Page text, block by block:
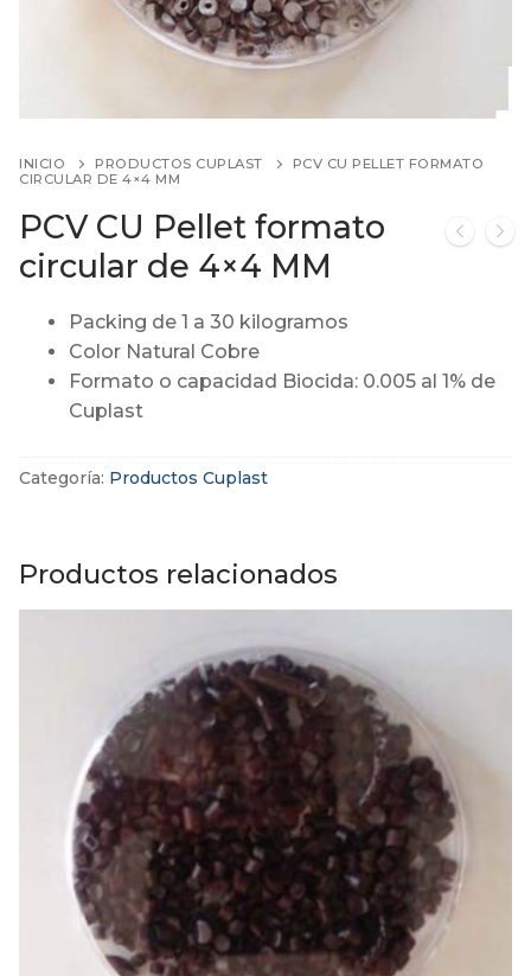
INICIO PRODUCTOS CUPLAST
PCV CU PELLET FORMATO
CIRCULAR DE 4×4 MM
PCV CU Pellet formato
circular de 4×4 MM
Packing de 1 a 30 kilogramos
Color Natural Cobre
Formato o capacidad Biocida: 0.005 al 1% de
Cuplast
Categoría: Productos Cuplast
Productos relacionados